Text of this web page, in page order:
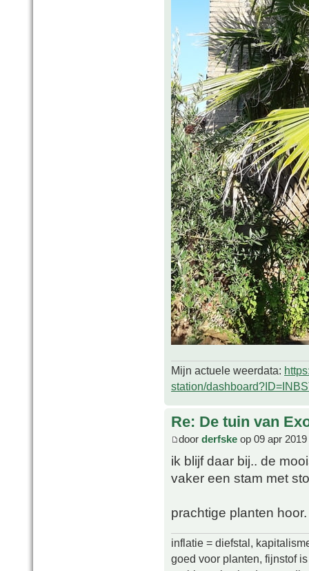
Mijn actuele weerdata:
station/
Re: De tuin van
door derfske op 09 apr
ik blijf daar bij.. de
vaker een stam met
prachtige planten
inflatie = diefstal,
goed voor planten, fijnstof